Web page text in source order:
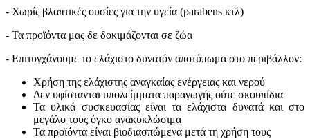
- Χωρίς βλαπτικές ουσίες για την υγεία (parabens κτλ)
- Τα προϊόντα μας δε δοκιμάζονται σε ζώα
- Επιτυγχάνουμε το ελάχιστο δυνατόν αποτύπωμα στο περιβάλλον:
Χρήση της ελάχιστης αναγκαίας ενέργειας και νερού
Δεν υφίστανται υπολείμματα παραγωγής ούτε σκουπίδια
Τα υλικά συσκευασίας είναι τα ελάχιστα δυνατά και στο
μεγάλο τους όγκο ανακυκλώσιμα
Τα προϊόντα είναι βιοδιασπώμενα μετά τη χρήση τους